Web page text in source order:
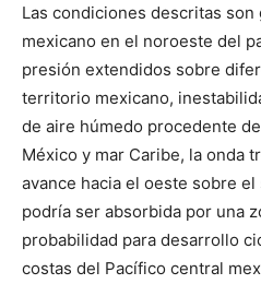
Las condiciones descritas
mexicano en el noroeste del
presión extendidos sobre
territorio mexicano,
de aire húmedo procedente
México y mar Caribe, la onda
avance hacia el oeste sobre
podría ser absorbida por una
probabilidad para desarrollo
costas del Pacífico central